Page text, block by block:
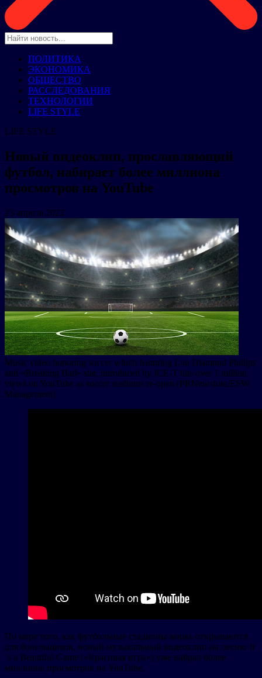
ПОЛИТИКА
ЭКОНОМИКА
ОБЩЕСТВО
РАССЛЕДОВАНИЯ
ТЕХНОЛОГИИ
LIFE STYLE
LIFE STYLE
Новый видеоклип, прославляющий
футбол, набирает более миллиона
просмотров на YouTube
23 апреля 2022
Music video honoring soccer which featuring Lou Diamond Phillips
and «Breaking Bad» star, introduced by ICE-T hits over 1 million
views on YouTube as soccer stadiums re-open (PRNewsfoto/ESW
Management)
По мере того, как футбольные стадионы вновь открываются
для болельщиков, новый музыкальный видеоклип на песню It
‘s a Beautiful Game («Красивая игра») уже набрал более
миллиона просмотров на YouTube.